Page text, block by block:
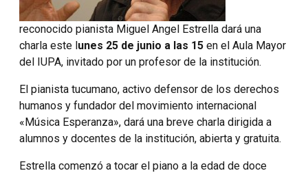
reconocido pianista Miguel Angel Estrella dará una
charla este lunes 25 de junio a las 15 en el Aula Mayor
del IUPA, invitado por un profesor de la institución.
El pianista tucumano, activo defensor de los derechos
humanos y fundador del movimiento internacional
«Música Esperanza», dará una breve charla dirigida a
alumnos y docentes de la institución, abierta y gratuita.
Estrella comenzó a tocar el piano a la edad de doce